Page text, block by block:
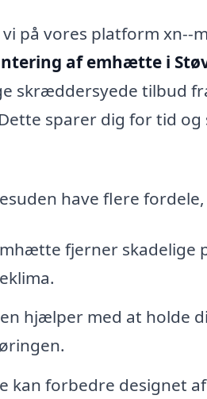
på vores platform xn--
af emhætte i
skræddersyede tilbud
sparer dig for tid og
have flere fordele,
fjerner skadelige
hjælper med at holde
kan forbedre designet